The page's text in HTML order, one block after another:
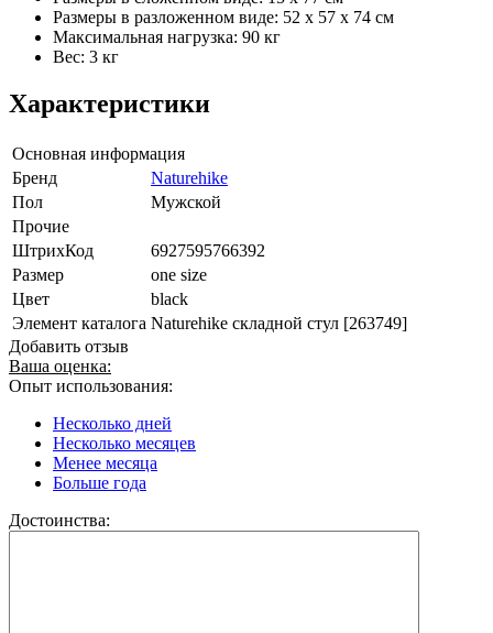
Размеры в разложенном виде: 52 х 57 х 74 см
Максимальная нагрузка: 90 кг
Вес: 3 кг
Характеристики
Основная информация
Бренд
Naturehike
Пол
Мужской
Прочие
ШтрихКод
6927595766392
Размер
one size
Цвет
black
Элемент каталога Naturehike складной стул [263749]
Добавить отзыв
Ваша оценка:
Опыт использования:
Несколько дней
Несколько месяцев
Менее месяца
Больше года
Достоинства: